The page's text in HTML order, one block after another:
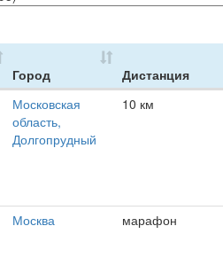
Город Дистанция
Московская
область,
Долгопрудный
10 км
Москва марафон